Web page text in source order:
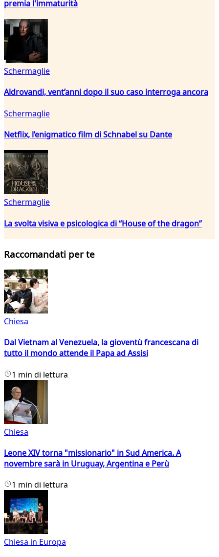
premia l'immaturità
Schermaglie
Aldrovandi, vent’anni dopo il suo caso interroga ancora
Schermaglie
Netflix, l’enigmatico film di Schnabel su Dante
Schermaglie
La svolta visiva e psicologica di “House of the dragon”
Raccomandati per te
Chiesa
Dal Vietnam al Venezuela, la gioventù francescana di
tutto il mondo attende il Papa ad Assisi
1 min di lettura
Chiesa
Leone XIV torna "missionario" in Sud America. A
novembre sarà in Uruguay, Argentina e Perù
1 min di lettura
Chiesa in Europa